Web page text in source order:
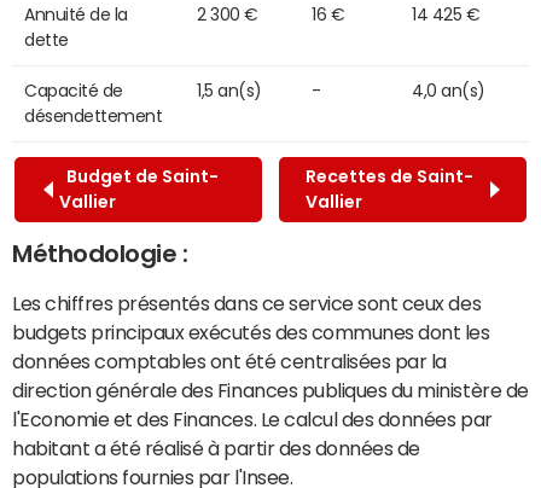
Annuité de la
dette
2 300 € 16 € 14 425 €
Capacité de
désendettement
1,5 an(s) - 4,0 an(s)
Budget de Saint-
Vallier
Recettes de Saint-
Vallier
Méthodologie :
Les chiffres présentés dans ce service sont ceux des
budgets principaux exécutés des communes dont les
données comptables ont été centralisées par la
direction générale des Finances publiques du ministère de
l'Economie et des Finances. Le calcul des données par
habitant a été réalisé à partir des données de
populations fournies par l'Insee.